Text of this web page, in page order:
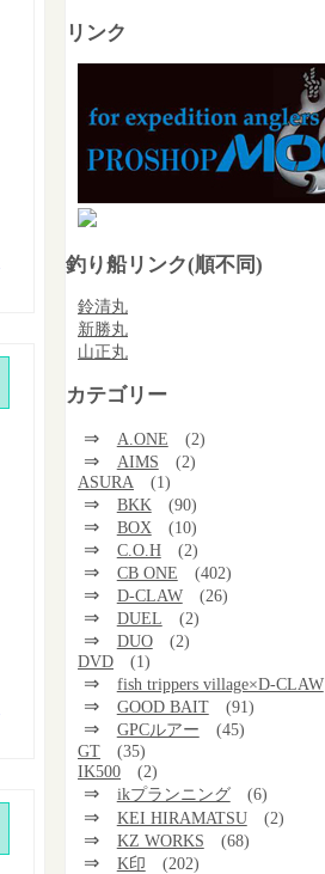
リンク
釣り船リンク(順不同)
鈴清丸
新勝丸
山正丸
カテゴリー
⇒ A.ONE (2)
⇒ AIMS
(2)
ASURA
(1)
⇒ BKK (90)
⇒ BOX (10)
⇒ C.O.H (2)
⇒ CB ONE (402)
⇒ D-CLAW (26)
⇒ DUEL (2)
⇒ DUO
(2)
DVD
(1)
⇒ fish trippers village×D-CLAW
⇒ GOOD BAIT (91)
⇒ GPCルアー
(45)
GT
(35)
IK500
(2)
⇒ ikプランニング (6)
⇒ KEI HIRAMATSU (2)
⇒ KZ WORKS (68)
⇒ K印
(202)